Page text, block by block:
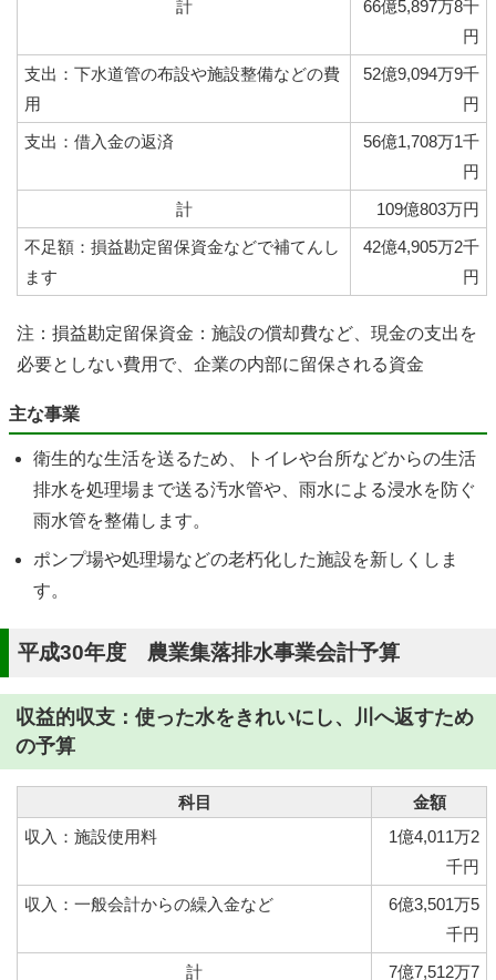
計
66億5,897万8千
円
支出：下水道管の布設や施設整備などの費
用
52億9,094万9千
円
支出：借入金の返済
56億1,708万1千
円
計
109億803万円
不足額：損益勘定留保資金などで補てんし
ます
42億4,905万2千
円
注：損益勘定留保資金：施設の償却費など、現金の支出を
必要としない費用で、企業の内部に留保される資金
主な事業
衛生的な生活を送るため、トイレや台所などからの生活
排水を処理場まで送る汚水管や、雨水による浸水を防ぐ
雨水管を整備します。
ポンプ場や処理場などの老朽化した施設を新しくしま
す。
平成30年度 農業集落排水事業会計予算
収益的収支：使った水をきれいにし、川へ返すため
の予算
科目
金額
収入：施設使用料
1億4,011万2
千円
収入：一般会計からの繰入金など
6億3,501万5
千円
計
7億7,512万7